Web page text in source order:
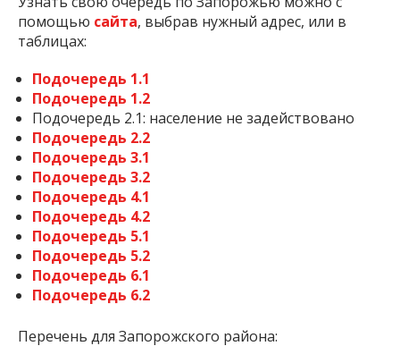
помощью сайта, выбрав нужный адрес, или в
таблицах:
Подочередь 1.1
Подочередь 1.2
Подочередь 2.1: население не задействовано
Подочередь 2.2
Подочередь 3.1
Подочередь 3.2
Подочередь 4.1
Подочередь 4.2
Подочередь 5.1
Подочередь 5.2
Подочередь 6.1
Подочередь 6.2
Перечень для Запорожского района: